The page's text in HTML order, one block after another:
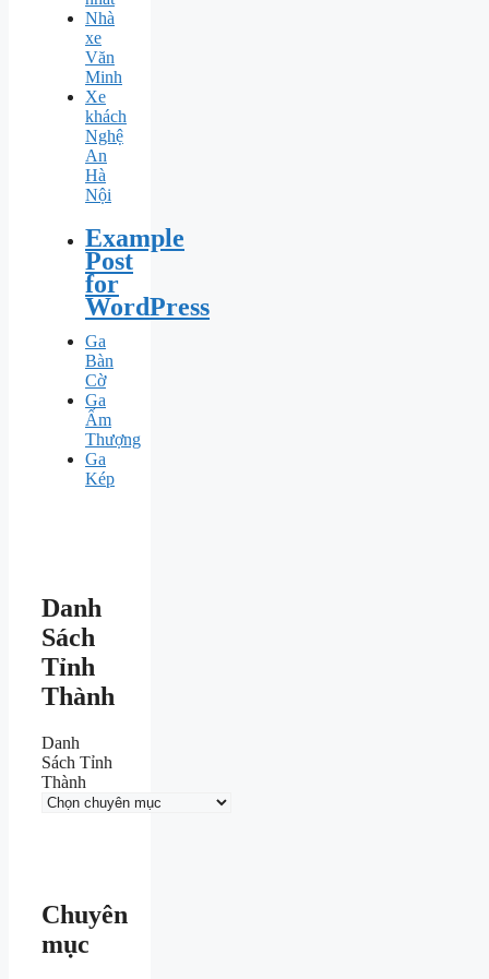
Nhà
xe
Văn
Minh
Xe
khách
Nghệ
An
Hà
Nội
Example
Post
for
WordPress
Ga
Bàn
Cờ
Ga
Ấm
Thượng
Ga
Kép
Danh
Sách
Tỉnh
Thành
Danh
Sách Tỉnh
Thành
Chuyên
mục